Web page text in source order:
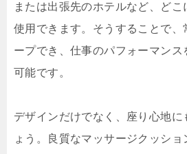
または出張先のホテルなど、どこ
使用できます。そうすることで、
ープでき、仕事のパフォーマン
可能です。
デザインだけでなく、座り心地に
ょう。良質なマッサージクッショ